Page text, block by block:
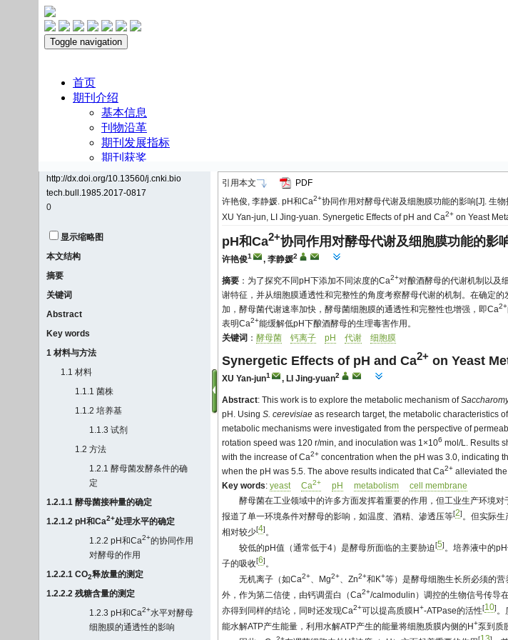
http://dx.doi.org/10.13560/j.cnki.bio
tech.bull.1985.2017-0817
0
显示缩略图
本文结构
摘要
关键词
Abstract
Key words
1 材料与方法
1.1 材料
1.1.1 菌株
1.1.2 培养基
1.1.3 试剂
1.2 方法
1.2.1 酵母菌发酵条件的确
定
1.2.1.1 酵母菌接种量的确定
1.2.1.2 pH和Ca2+处理水平的确定
1.2.2 pH和Ca2+的协同作用
对酵母的作用
1.2.2.1 CO2释放量的测定
1.2.2.2 残糖含量的测定
1.2.3 pH和Ca2+水平对酵母
细胞膜的通透性的影响
引用本文
PDF
许艳俊, 李静媛. pH和Ca2+协同作用对酵母代谢及细胞膜功能的影响[J]. 生
XU Yan-jun, LI Jing-yuan. Synergetic Effects of pH and Ca2+ on Yeast
pH和Ca2+协同作用对酵母代谢及细胞膜功能的影
许艳俊1 , 李静媛2
摘要 ：为了探究不同pH下添加不同浓度的Ca2+对酿酒酵母的代谢机制以及
谢特征，并从细胞膜通透性和完整性的角度考察酵母代谢的机制。在确定
加，酵母菌代谢速率加快，酵母菌细胞膜的通透性和完整性也增强，即Ca2+
表明Ca2+能缓解低pH下酿酒酵母的生理毒害作用。
关键词 ： 酵母菌 钙离子 pH 代谢 细胞膜
Synergetic Effects of pH and Ca2+ on Yeast
XU Yan-jun1 , LI Jing-yuan2
Abstract: This work is to explore the metabolic mechanism of
pH. Using S. cerevisiae as research target, the metabolic characteristics
metabolic mechanisms were investigated from the perspective of
rotation speed was 120 r/min, and inoculation was 1×106 mol/L. Results
with the increase of Ca2+ concentration when the pH was 3.0, indicating
when the pH was 5.5. The above results indicated that Ca2+ alleviated
Key words: yeast Ca2+ pH metabolism
cell membrane
酵母菌在工业领域中的许多方面发挥着重要的作用，但工业生产环境
报道了单一环境条件对酵母的影响，如温度、酒精、渗透压等[2]。但实际生
相对较少[4]。
较低的pH值（通常低于4）是酵母所面临的主要胁迫[5]。培养液中的
子的吸收[6]。
无机离子（如Ca2+、Mg2+、Zn2+和K+等）是酵母细胞生长所必须的营
外，作为第二信使，由钙调蛋白（Ca2+/calmodulin）调控的生物信号传导
亦得到同样的结论，同时还发现Ca2+可以提高质膜H+-ATPase的活性[10]。
能水解ATP产生能量，利用水解ATP产生的能量将细胞质膜内侧的H+泵到质